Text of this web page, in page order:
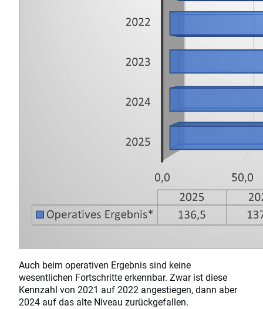
Auch beim operativen Ergebnis sind keine
wesentlichen Fortschritte erkennbar. Zwar ist diese
Kennzahl von 2021 auf 2022 angestiegen, dann aber
2024 auf das alte Niveau zurückgefallen.